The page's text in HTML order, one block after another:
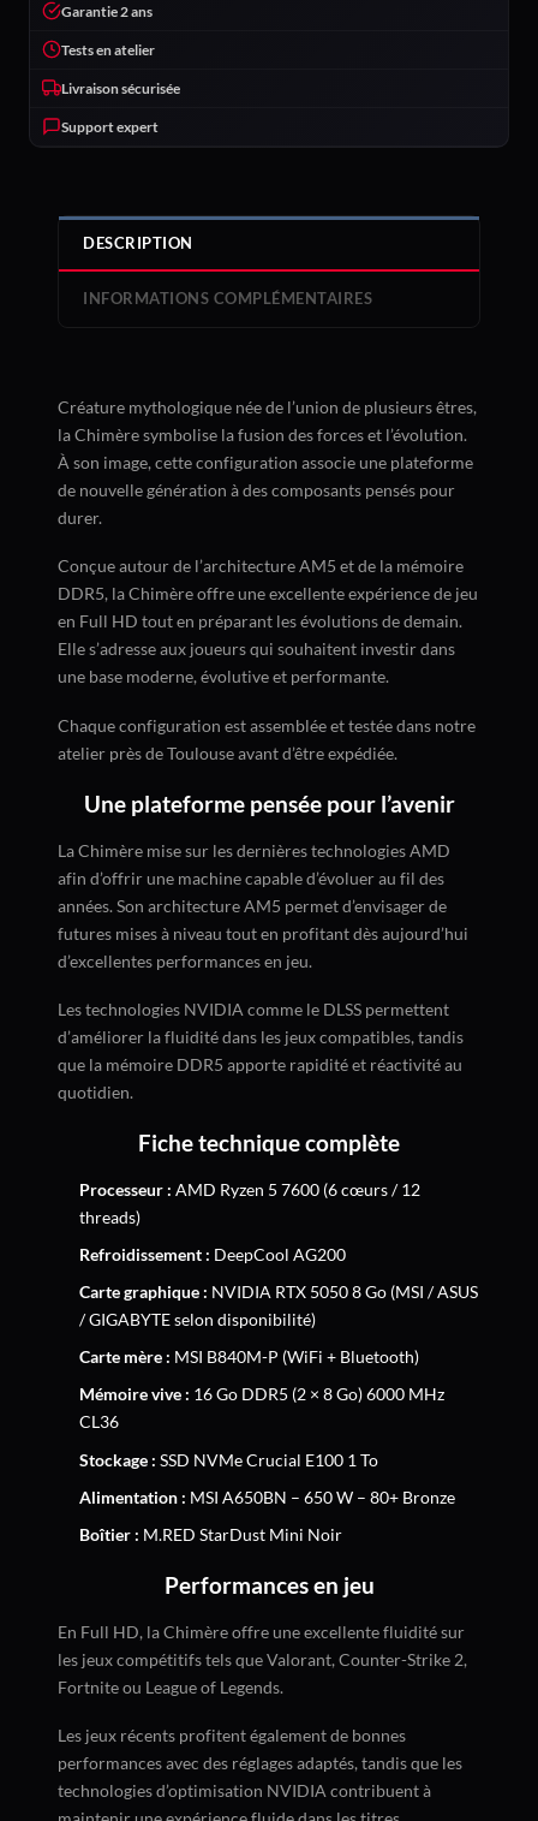
Garantie 2 ans
Tests en atelier
Livraison sécurisée
Support expert
DESCRIPTION
INFORMATIONS COMPLÉMENTAIRES
Créature mythologique née de l’union de plusieurs êtres,
la Chimère symbolise la fusion des forces et l’évolution.
À son image, cette configuration associe une plateforme
de nouvelle génération à des composants pensés pour
durer.
Conçue autour de l’architecture AM5 et de la mémoire
DDR5, la Chimère offre une excellente expérience de jeu
en Full HD tout en préparant les évolutions de demain.
Elle s’adresse aux joueurs qui souhaitent investir dans
une base moderne, évolutive et performante.
Chaque configuration est assemblée et testée dans notre
atelier près de Toulouse avant d’être expédiée.
Une plateforme pensée pour l’avenir
La Chimère mise sur les dernières technologies AMD
afin d’offrir une machine capable d’évoluer au fil des
années. Son architecture AM5 permet d’envisager de
futures mises à niveau tout en profitant dès aujourd’hui
d’excellentes performances en jeu.
Les technologies NVIDIA comme le DLSS permettent
d’améliorer la fluidité dans les jeux compatibles, tandis
que la mémoire DDR5 apporte rapidité et réactivité au
quotidien.
Fiche technique complète
Processeur : AMD Ryzen 5 7600 (6 cœurs / 12
threads)
Refroidissement : DeepCool AG200
Carte graphique : NVIDIA RTX 5050 8 Go (MSI / ASUS
/ GIGABYTE selon disponibilité)
Carte mère : MSI B840M-P (WiFi + Bluetooth)
Mémoire vive : 16 Go DDR5 (2 × 8 Go) 6000 MHz
CL36
Stockage : SSD NVMe Crucial E100 1 To
Alimentation : MSI A650BN – 650 W – 80+ Bronze
Boîtier : M.RED StarDust Mini Noir
Performances en jeu
En Full HD, la Chimère offre une excellente fluidité sur
les jeux compétitifs tels que Valorant, Counter-Strike 2,
Fortnite ou League of Legends.
Les jeux récents profitent également de bonnes
performances avec des réglages adaptés, tandis que les
technologies d’optimisation NVIDIA contribuent à